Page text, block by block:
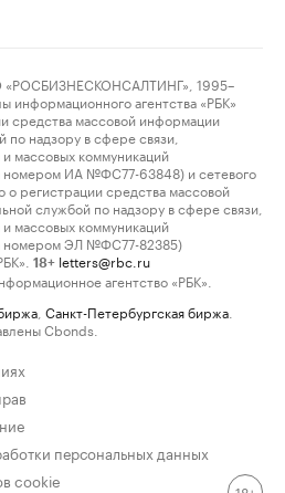
1995–
агентства «РБК»
средства массовой информации
надзору в сфере связи,
массовых коммуникаций
номером ИА №ФС77-63848) и сетевого
о регистрации средства массовой
службой по надзору в сфере связи,
массовых коммуникаций
номером ЭЛ №ФС77-82385)
18+ letters@rbc.ru
агентство «РБК».
Санкт-Петербургская биржа
Cbonds.
персональных данных
cookie